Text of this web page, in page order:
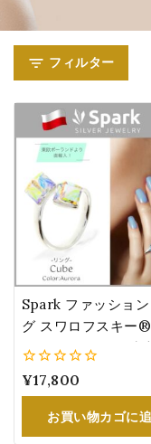
フィルター
Spark ファッショ
グ スワロフスキー
リスタル キューブ
ゼント オーロラ
0
5
¥17,800
お買い物カゴに